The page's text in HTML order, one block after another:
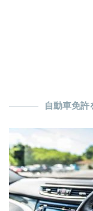
自動車免許